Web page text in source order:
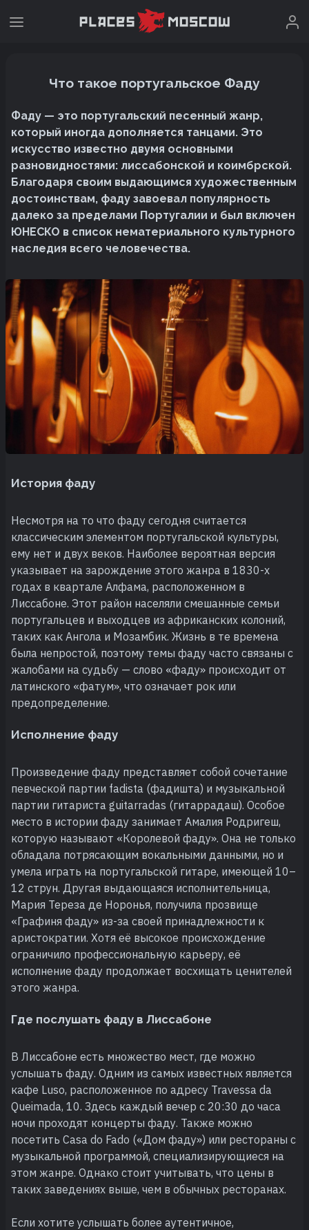
Что такое португальское Фаду
Фаду — это португальский песенный жанр,
который иногда дополняется танцами. Это
искусство известно двумя основными
разновидностями: лиссабонской и коимбрской.
Благодаря своим выдающимся художественным
достоинствам, фаду завоевал популярность
далеко за пределами Португалии и был включен
ЮНЕСКО в список нематериального культурного
наследия всего человечества.
История фаду
Несмотря на то что фаду сегодня считается
классическим элементом португальской культуры,
ему нет и двух веков. Наиболее вероятная версия
указывает на зарождение этого жанра в 1830-х
годах в квартале Алфама, расположенном в
Лиссабоне. Этот район населяли смешанные семьи
португальцев и выходцев из африканских колоний,
таких как Ангола и Мозамбик. Жизнь в те времена
была непростой, поэтому темы фаду часто связаны с
жалобами на судьбу — слово «фаду» происходит от
латинского «фатум», что означает рок или
предопределение.
Исполнение фаду
Произведение фаду представляет собой сочетание
певческой партии fadista (фадишта) и музыкальной
партии гитариста guitarradas (гитаррадаш). Особое
место в истории фаду занимает Амалия Родригеш,
которую называют «Королевой фаду». Она не только
обладала потрясающим вокальными данными, но и
умела играть на португальской гитаре, имеющей 10–
12 струн. Другая выдающаяся исполнительница,
Мария Тереза де Норонья, получила прозвище
«Графиня фаду» из-за своей принадлежности к
аристократии. Хотя её высокое происхождение
ограничило профессиональную карьеру, её
исполнение фаду продолжает восхищать ценителей
этого жанра.
Где послушать фаду в Лиссабоне
В Лиссабоне есть множество мест, где можно
услышать фаду. Одним из самых известных является
кафе Luso, расположенное по адресу Travessa da
Queimada, 10. Здесь каждый вечер с 20:30 до часа
ночи проходят концерты фаду. Также можно
посетить Casa do Fado («Дом фаду») или рестораны с
музыкальной программой, специализирующиеся на
этом жанре. Однако стоит учитывать, что цены в
таких заведениях выше, чем в обычных ресторанах.
Если хотите услышать более аутентичное,